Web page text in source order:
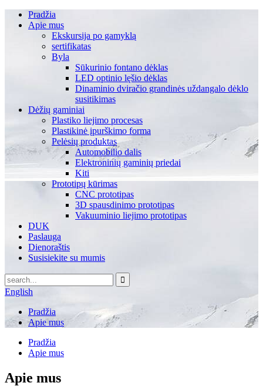
Pradžia
Apie mus
Ekskursija po gamyklą
sertifikatas
Byla
Sūkurinio fontano dėklas
LED optinio lęšio dėklas
Dinaminio dviračio grandinės uždangalo dėklo
susitikimas
Dėžių gaminiai
Plastiko liejimo procesas
Plastikinė įpurškimo forma
Pelėsių produktas
Automobilio dalis
Elektroninių gaminių priedai
Kiti
Prototipų kūrimas
CNC prototipas
3D spausdinimo prototipas
Vakuuminio liejimo prototipas
DUK
Paslauga
Dienoraštis
Susisiekite su mumis
English
Pradžia
Apie mus
Pradžia
Apie mus
Apie mus